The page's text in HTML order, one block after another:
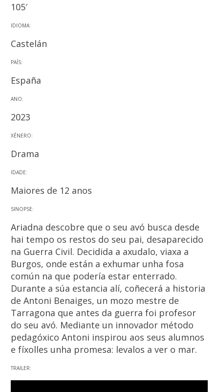
105′
IDIOMA:
Castelán
PAÍS:
España
ANO:
2023
XÉNERO:
Drama
IDADE:
Maiores de 12 anos
SINOPSE:
Ariadna descobre que o seu avó busca desde
hai tempo os restos do seu pai, desaparecido
na Guerra Civil. Decidida a axudalo, viaxa a
Burgos, onde están a exhumar unha fosa
común na que podería estar enterrado.
Durante a súa estancia alí, coñecerá a historia
de Antoni Benaiges, un mozo mestre de
Tarragona que antes da guerra foi profesor
do seu avó. Mediante un innovador método
pedagóxico Antoni inspirou aos seus alumnos
e fíxolles unha promesa: levalos a ver o mar.
TRAILER: